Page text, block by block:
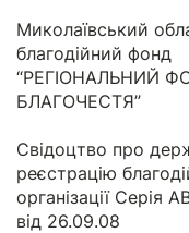
Миколаївський
благодійний фонд
“РЕГІОНАЛЬНИЙ
БЛАГОЧЕСТЯ”
Свідоцтво про
реєстрацію
організації Серія
від 26.09.08